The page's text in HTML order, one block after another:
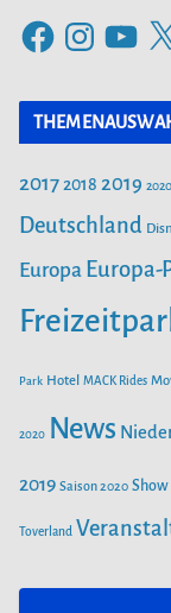
g
e
n
F
c
o
o
s
t
g
r
Y
u
T
b
e
X
20172018 2019 2020
Deutschland
Europa Europa-
Park Hotel MACK Rides
2020 News
2019 Saison 2020 Show
Toverland